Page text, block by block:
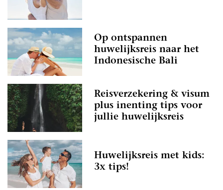
Op ontspannen
huwelijksreis naar het
Indonesische Bali
Reisverzekering & visum
plus inenting tips voor
jullie huwelijksreis
Huwelijksreis met kids:
3x tips!